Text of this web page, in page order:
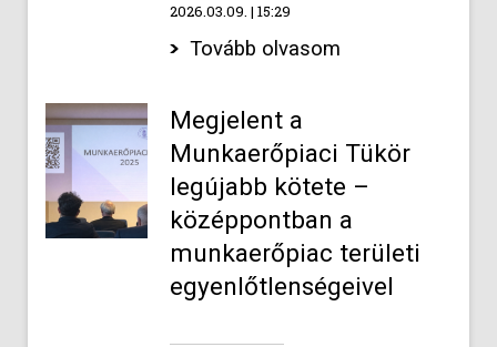
2026.03.09. 15:29
Tovább olvasom
Megjelent a
Munkaerőpiaci Tükör
legújabb kötete –
középpontban a
munkaerőpiac területi
egyenlőtlenségeivel